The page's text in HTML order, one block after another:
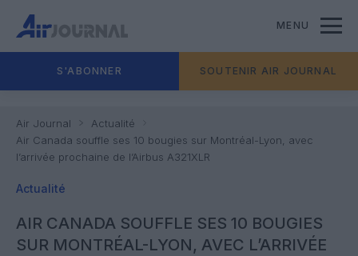
MENU
S'ABONNER SOUTENIR AIR JOURNAL
Air Journal
Actualité
Air Canada souffle ses 10 bougies sur Montréal-Lyon, avec
l’arrivée prochaine de l’Airbus A321XLR
Actualité
AIR CANADA SOUFFLE SES 10 BOUGIES
SUR MONTRÉAL-LYON, AVEC L’ARRIVÉE